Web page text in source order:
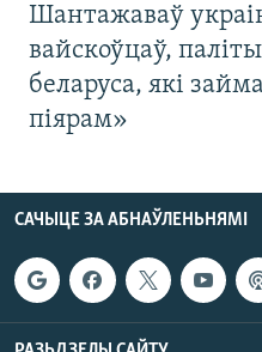
Шантажаваў
вайскоўцаў,
беларуса, які
піярам»
САЧЫЦЕ ЗА АБНАЎЛЕНЬНЯМІ